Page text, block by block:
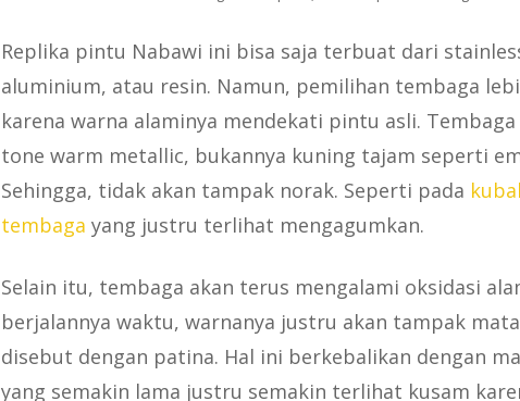
Replika pintu Nabawi ini bisa saja terbuat dari
aluminium, atau resin. Namun, pemilihan tembaga
karena warna alaminya mendekati pintu asli.
tone warm metallic, bukannya kuning tajam seperti
Sehingga, tidak akan tampak norak. Seperti pada
tembaga yang justru terlihat mengagumkan.
Selain itu, tembaga akan terus mengalami oksidasi
berjalannya waktu, warnanya justru akan tampak
disebut dengan patina. Hal ini berkebalikan dengan
yang semakin lama justru semakin terlihat kusam